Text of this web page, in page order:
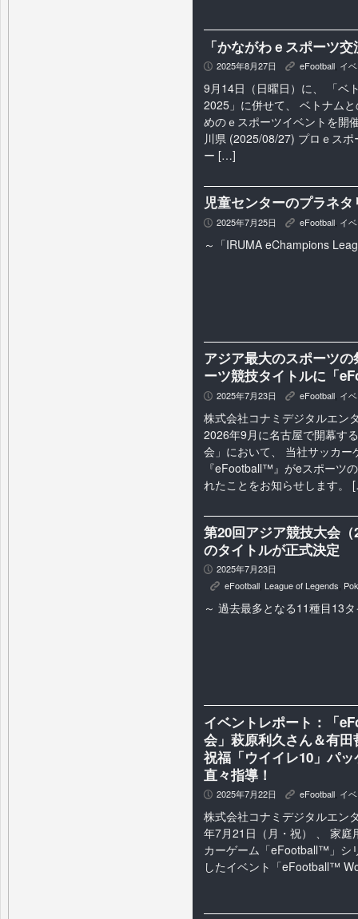
「かながわｅスポーツ
P 2025年8月27日 K eFootball イ
9月14日（日曜日）に、 「ベ
2025」に併せて、 ベトナム
めのｅスポーツイベントを開
川県 (2025/08/27) プロｅス
ー […]
児童センターのプラネ
P 2025年7月25日 K eFootball イ
～「IRUMA eChampions
アジア最大のスポーツ
ーツ競技タイトルに「
P 2025年7月23日 K eFootball イ
株式会社コナミデジタルエン
2026年9月に名古屋で開幕す
会」において、 当社サッカー
『eFootball™』がeスポーツ
れたことをお知らせします。
第20回アジア競技大会
のタイトルが正式決定
P 2025年7月23日
K eFootball, League of Legends,
～ 過去最多となる11種目13
イベントレポート：「
会」萩原利久さん＆有
祝福「ウイイレ10」パ
直々指導！
P 2025年7月22日 K eFootball イ
株式会社コナミデジタルエン
年7月21日（月・祝） 、 家庭
カーゲーム「eFootball™」シ
したイベント「eFootball™